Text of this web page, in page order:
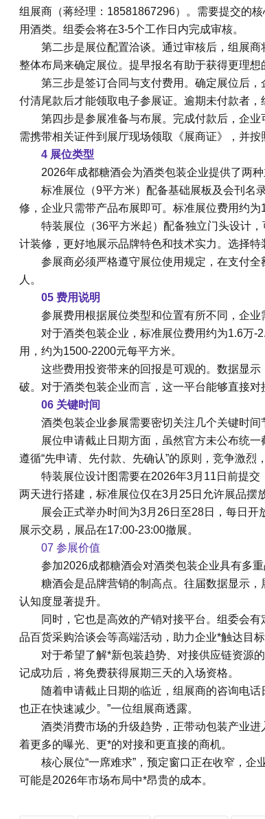
组展商（蒋经理：18581867296）。需要提交的
用酒类。组委会将在3-5个工作日内完成审核。
第二步是展位配置洽谈。通过审核后，组展
整体布局来确定展位。提早报名有助于获得更理想
第三步是签订合同与支付费用。确定展位后
付清尾款后才能领取电子参展证。逾期未付款者，
第四步是参展准备与布展。完成付款后，企
需携带相关证件到展厅现场领取《展商证》，并按
4 展位类型
2026年成都糖酒会为酒类包装企业提供了两
标准展位（9平方米）配备基础展板及会刊名
修，企业只需带产品布展即可。标准展位费用约为
特装展位（36平方米起）配备独立门头设计
计装修，更好地展示品牌特色和技术实力。选择
参展商必须严格遵守展位使用规定，在支付
人。
05 费用说明
参展费用根据展位类型和位置有所不同，企业
对于酒类包装企业，标准展位费用约为1.6万
用，约为1500-2200元每平方米。
这些费用投资带来的回报是可观的。数据显
破。对于酒类包装企业而言，这一平台能够直接对
06 关键时间
酒类包装企业参展需要密切关注几个关键时间
展位申请截止日期方面，虽然官方未公布统
遵循“先申请、先付款、先确认”的原则，竞争激烈
特装展位设计图需要在2026年3月11日前提
两天进行搭建，标准展位仅在3月25日允许展品摆
展会正式举办时间为3月26日至28日，每日
展示交易，展品在17:00-23:00撤展。
07 参展价值
参加2026成都糖酒会对酒类包装企业具有多
糖酒会是品牌营销的制高点。往届数据显示
认知度显著提升。
同时，它也是高效的产销对接平台。组委会
品百货采购洽谈会等高端活动，助力企业*触达目标
对于希望了解*新包装趋势、对接供应链资源
记成功后，将免费获得展期三天的入场资格。
随着申请截止日期的临近，组展商的咨询电
也正在快速减少。”一位组展商透露。
酒类消费市场的升级趋势，正带动包装产业
着更多的曝光、更*的对接和更直接的商机。
核心展位“一席难求”，预定窗口正在收窄，
可能是2026年市场布局中*昂贵的成本。